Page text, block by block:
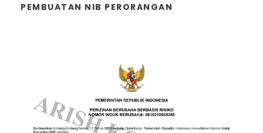
PEMBUATAN NIB PERORANGAN